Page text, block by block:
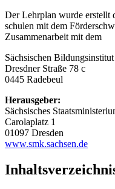
Der Lehrplan wurde erstellt
schulen mit dem
Zusammenarbeit mit dem
Sächsischen Bildungsinstitut
Dresdner Straße 78 c
0445 Radebeul
Herausgeber:
Sächsisches
Carolaplatz 1
01097 Dresden
www.smk.sachsen.de